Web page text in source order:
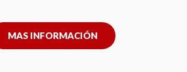
MAS INFORMACIÓN